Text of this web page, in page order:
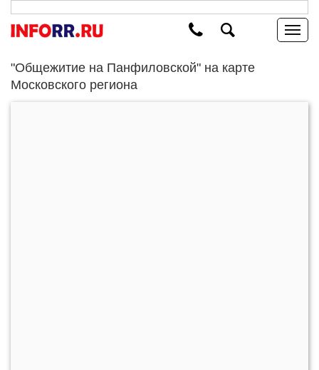
"Общежитие на Панфиловской" на карте
Московского региона